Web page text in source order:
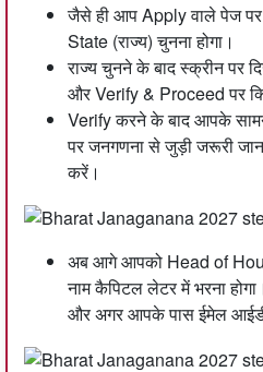
जैसे ही आप Apply वाले पेज
State (राज्य) चुनना होगा।
राज्य चुनने के बाद स्क्रीन पर
और Verify & Proceed पर
Verify करने के बाद आपके
पर जनगणना से जुड़ी जरूरी
करें।
अब आगे आपको Head of
नाम कैपिटल लेटर में भरना
और अगर आपके पास ईमेल